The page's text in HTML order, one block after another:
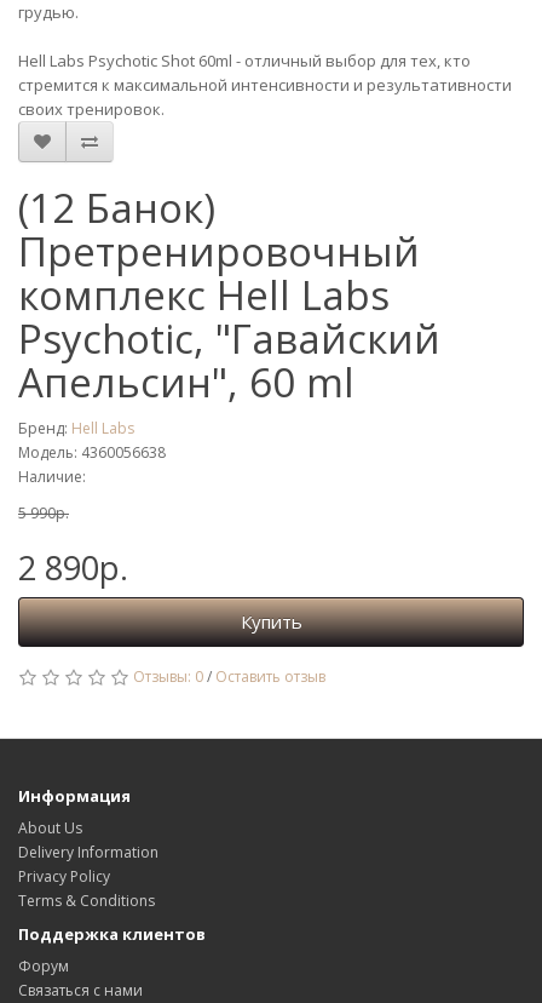
грудью.
Hell Labs Psychotic Shot 60ml - отличный выбор для тех, кто
стремится к максимальной интенсивности и результативности
своих тренировок.
(12 Банок)
Претренировочный
комплекс Hell Labs
Psychotic, "Гавайский
Апельсин", 60 ml
Бренд: Hell Labs
Модель: 4360056638
Наличие:
5 990р.
2 890р.
Купить
Отзывы: 0/ Оставить отзыв
Информация
About Us
Delivery Information
Privacy Policy
Terms & Conditions
Поддержка клиентов
Форум
Связаться с нами